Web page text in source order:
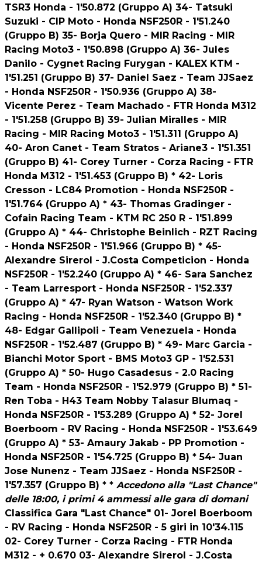
TSR3 Honda - 1'50.872 (Gruppo A) 34- Tatsuki
Suzuki - CIP Moto - Honda NSF250R - 1'51.240
(Gruppo B) 35- Borja Quero - MIR Racing - MIR
Racing Moto3 - 1'50.898 (Gruppo A) 36- Jules
Danilo - Cygnet Racing Furygan - KALEX KTM -
1'51.251 (Gruppo B) 37- Daniel Saez - Team JJSaez
- Honda NSF250R - 1'50.936 (Gruppo A) 38-
Vicente Perez - Team Machado - FTR Honda M312
- 1'51.258 (Gruppo B) 39- Julian Miralles - MIR
Racing - MIR Racing Moto3 - 1'51.311 (Gruppo A)
40- Aron Canet - Team Stratos - Ariane3 - 1'51.351
(Gruppo B) 41- Corey Turner - Corza Racing - FTR
Honda M312 - 1'51.453 (Gruppo B) * 42- Loris
Cresson - LC84 Promotion - Honda NSF250R -
1'51.764 (Gruppo A) * 43- Thomas Gradinger -
Cofain Racing Team - KTM RC 250 R - 1'51.899
(Gruppo A) * 44- Christophe Beinlich - RZT Racing
- Honda NSF250R - 1'51.966 (Gruppo B) * 45-
Alexandre Sirerol - J.Costa Competicion - Honda
NSF250R - 1'52.240 (Gruppo A) * 46- Sara Sanchez
- Team Larresport - Honda NSF250R - 1'52.337
(Gruppo A) * 47- Ryan Watson - Watson Work
Racing - Honda NSF250R - 1'52.340 (Gruppo B) *
48- Edgar Gallipoli - Team Venezuela - Honda
NSF250R - 1'52.487 (Gruppo B) * 49- Marc Garcia -
Bianchi Motor Sport - BMS Moto3 GP - 1'52.531
(Gruppo A) * 50- Hugo Casadesus - 2.0 Racing
Team - Honda NSF250R - 1'52.979 (Gruppo B) * 51-
Ren Toba - H43 Team Nobby Talasur Blumaq -
Honda NSF250R - 1'53.289 (Gruppo A) * 52- Jorel
Boerboom - RV Racing - Honda NSF250R - 1'53.649
(Gruppo A) * 53- Amaury Jakab - PP Promotion -
Honda NSF250R - 1'54.725 (Gruppo B) * 54- Juan
Jose Nunenz - Team JJSaez - Honda NSF250R -
1'57.357 (Gruppo B) * * Accedono alla "Last Chance"
delle 18:00, i primi 4 ammessi alle gara di domani
Classifica Gara "Last Chance" 01- Jorel Boerboom
- RV Racing - Honda NSF250R - 5 giri in 10'34.115
02- Corey Turner - Corza Racing - FTR Honda
M312 - + 0.670 03- Alexandre Sirerol - J.Costa